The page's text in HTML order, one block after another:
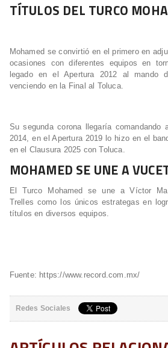
TÍTULOS DEL TURCO
Mohamed se convirtió en el primero en
ocasiones con diferentes equipos en
legado en el Apertura 2012 al mando
venciendo en la Final al Toluca.
Su segunda corona llegaría comandando
2014, en el Apertura 2019 lo hizo en el
en el Clausura 2025 con Toluca.
MOHAMED SE UNE A
El Turco Mohamed se une a Víctor
Trelles como los únicos estrategas en
títulos en diversos equipos.
Fuente: https://www.record.com.mx/
Redes Sociales